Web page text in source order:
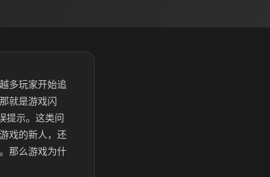
多玩家开始追
就是游戏闪
提示。这类问
戏的新人，还
那么游戏为什